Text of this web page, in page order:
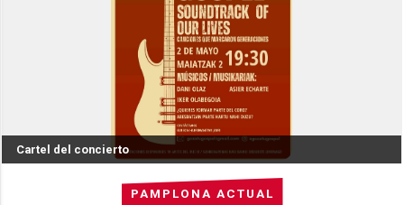
PAMPLONA ACTUAL
Cartel del concierto